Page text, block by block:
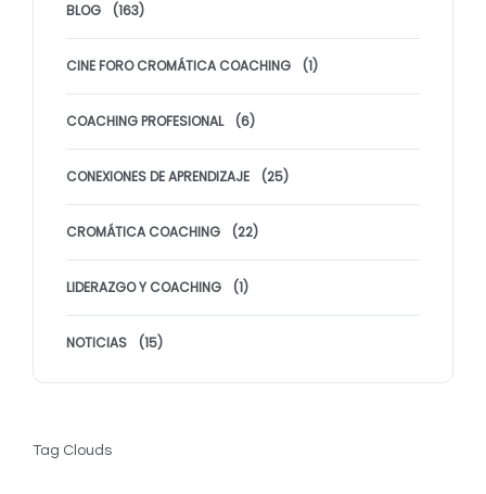
BLOG (163)
CINE FORO CROMÁTICA COACHING (1)
COACHING PROFESIONAL (6)
CONEXIONES DE APRENDIZAJE (25)
CROMÁTICA COACHING (22)
LIDERAZGO Y COACHING (1)
NOTICIAS (15)
Tag Clouds